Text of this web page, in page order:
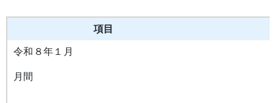
項目
令和８年１月
月間